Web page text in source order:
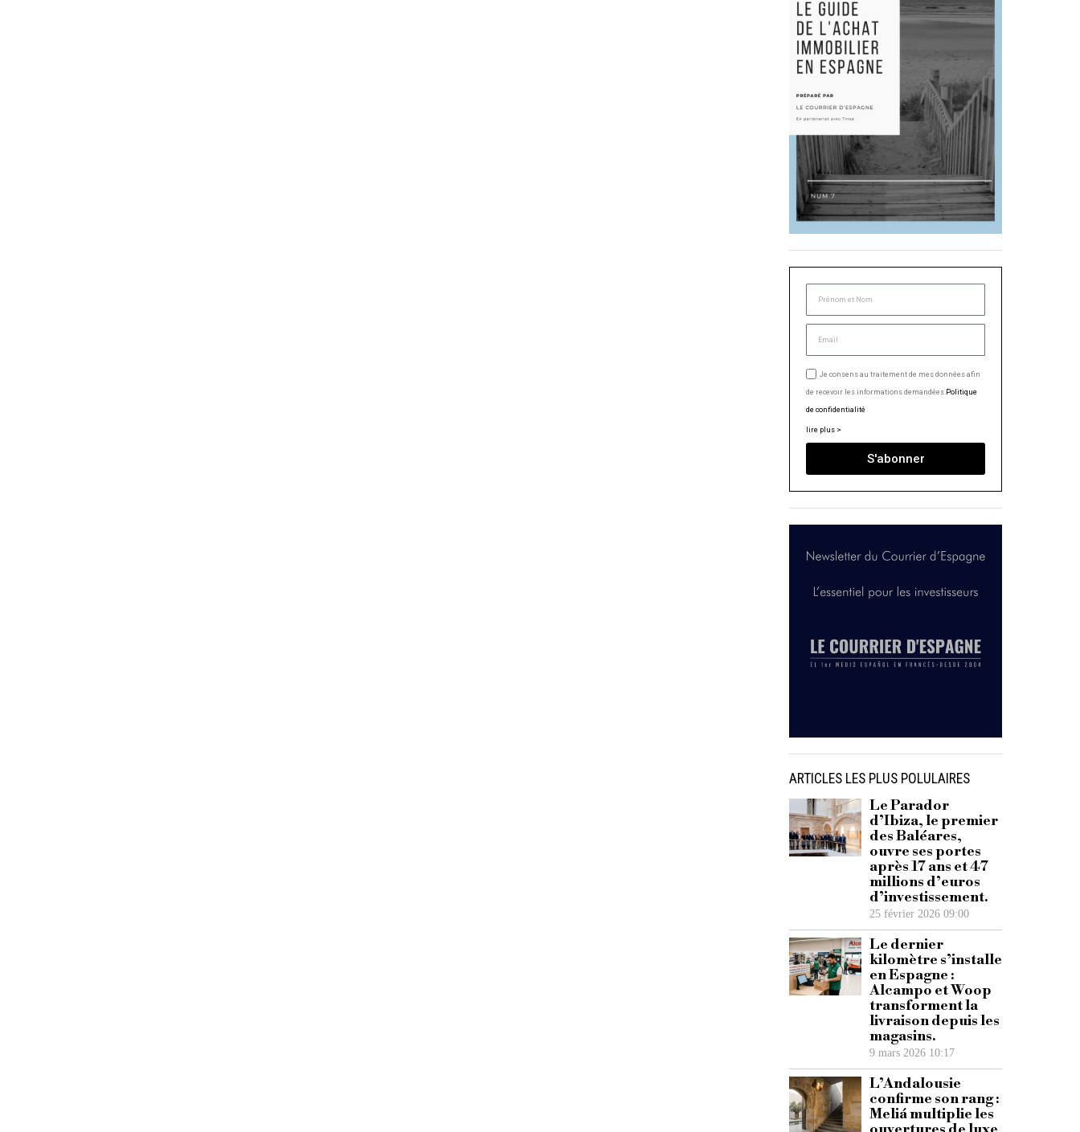
Je consens au traitement de mes données afin
de recevoir les informations demandées.Politique
de confidentialité
lire plus >
S'abonner
ARTICLES LES PLUS POLULAIRES
Le Parador
d’Ibiza, le premier
des Baléares,
ouvre ses portes
après 17 ans et 47
millions d’euros
d’investissement.
25 février 2026 09:00
Le dernier
kilomètre s’installe
en Espagne :
Alcampo et Woop
transforment la
livraison depuis les
magasins.
9 mars 2026 10:17
L’Andalousie
confirme son rang :
Meliá multiplie les